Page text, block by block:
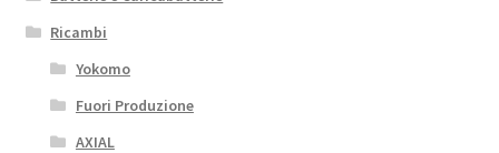
Ricambi
Yokomo
Fuori Produzione
AXIAL